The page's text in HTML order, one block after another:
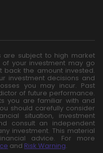
are subject to high market
your investment may go
the amount invested.
investment decisions and
you may incur. Past
of future performance.
you are familiar with and
should carefully consider
situation, investment
consult an independent
investment. This material
advice. For more
and Risk Warning.